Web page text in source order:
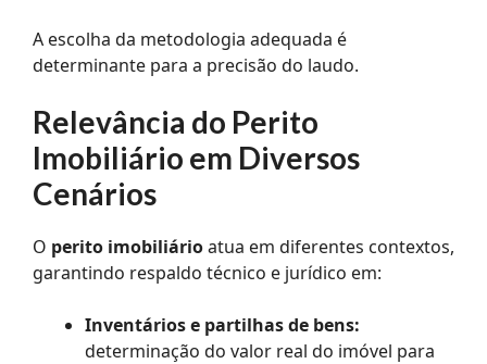
A escolha da metodologia adequada é
determinante para a precisão do laudo.
Relevância do Perito
Imobiliário em Diversos
Cenários
O perito imobiliárioatua em diferentes contextos,
garantindo respaldo técnico e jurídico em:
Inventários e partilhas de bens:
determinação do valor real do imóvel para